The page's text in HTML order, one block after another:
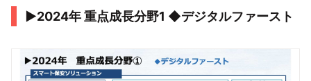
▶2024年 重点成⻑分野1 ◆デジタルファースト